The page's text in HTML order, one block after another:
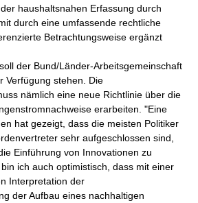
haushaltsnahen Erfassung durch
durch eine umfassende rechtliche
Betrachtungsweise ergänzt
der Bund/Länder-Arbeitsgemeinschaft
Verfügung stehen. Die
nämlich eine neue Richtlinie über die
erarbeiten. "Eine
hat gezeigt, dass die meisten Politiker
sehr aufgeschlossen sind,
Einführung von Innovationen zu
ich auch optimistisch, dass mit einer
Interpretation der
der Aufbau eines nachhaltigen